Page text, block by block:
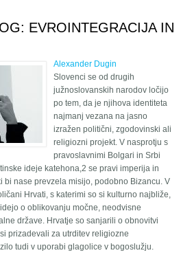
tudi Sloveniji.
EVROINTEGRACIJA IN
Alexander Dugin
Slovenci se od drugih
južnoslovanskih narodov ločijo
po tem, da je njihova identiteta
najmanj vezana na jasno
izražen politični, zgodovinski ali
religiozni projekt. V nasprotju s
pravoslavnimi Bolgari in Srbi
ideje katehona,2 se pravi imperija in
bi nase prevzela misijo, podobno Bizancu. V
Hrvati, s katerimi so si kulturno najbliže,
o oblikovanju močne, neodvisne
države. Hrvatje so sanjarili o obnovitvi
prizadevali za utrditev religiozne
tudi v uporabi glagolice v bogoslužju.